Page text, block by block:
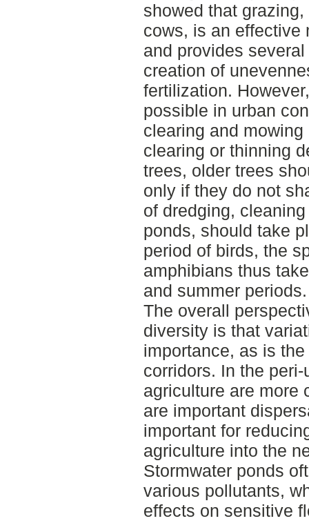
showed that
cows, is an effective
and provides
creation of
fertilization.
possible in urban
clearing and
clearing or thinning
trees, older trees
only if they do not
of dredging,
ponds, should take
period of birds, the
amphibians thus
and summer periods.
The overall
diversity is that
importance, as is
corridors. In the
agriculture are more
are important
important for
agriculture into the
Stormwater ponds
various pollutants,
effects on sensitive